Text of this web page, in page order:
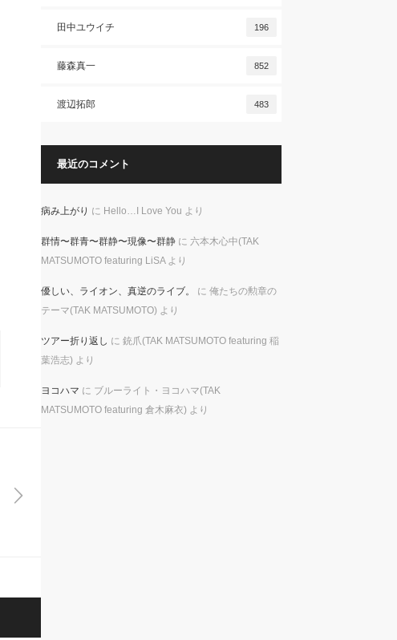
田中ユウイチ 196
藤森真一 852
渡辺拓郎 483
最近のコメント
病み上がり に Hello…I Love You より
群情〜群青〜群静〜現像〜群静に 六本木心中(TAK
MATSUMOTO featuring LiSAより
優しい、ライオン、真逆のライブ。 に 俺たちの勲章の
テーマ(TAK MATSUMOTO) より
ツアー折り返し に 銃爪(TAK MATSUMOTO featuring 稲
葉浩志) より
ヨコハマ に ブルーライト・ヨコハマ(TAK
MATSUMOTO featuring 倉木麻衣) より